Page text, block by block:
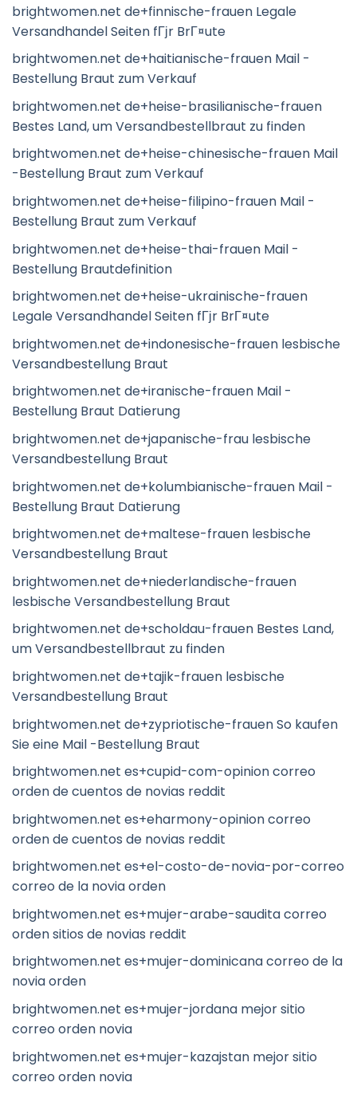
brightwomen.net de+finnische-frauen Legale
Versandhandel Seiten fГјr BrГ¤ute
brightwomen.net de+haitianische-frauen Mail -
Bestellung Braut zum Verkauf
brightwomen.net de+heise-brasilianische-frauen
Bestes Land, um Versandbestellbraut zu finden
brightwomen.net de+heise-chinesische-frauen Mail
-Bestellung Braut zum Verkauf
brightwomen.net de+heise-filipino-frauen Mail -
Bestellung Braut zum Verkauf
brightwomen.net de+heise-thai-frauen Mail -
Bestellung Brautdefinition
brightwomen.net de+heise-ukrainische-frauen
Legale Versandhandel Seiten fГјr BrГ¤ute
brightwomen.net de+indonesische-frauen lesbische
Versandbestellung Braut
brightwomen.net de+iranische-frauen Mail -
Bestellung Braut Datierung
brightwomen.net de+japanische-frau lesbische
Versandbestellung Braut
brightwomen.net de+kolumbianische-frauen Mail -
Bestellung Braut Datierung
brightwomen.net de+maltese-frauen lesbische
Versandbestellung Braut
brightwomen.net de+niederlandische-frauen
lesbische Versandbestellung Braut
brightwomen.net de+scholdau-frauen Bestes Land,
um Versandbestellbraut zu finden
brightwomen.net de+tajik-frauen lesbische
Versandbestellung Braut
brightwomen.net de+zypriotische-frauen So kaufen
Sie eine Mail -Bestellung Braut
brightwomen.net es+cupid-com-opinion correo
orden de cuentos de novias reddit
brightwomen.net es+eharmony-opinion correo
orden de cuentos de novias reddit
brightwomen.net es+el-costo-de-novia-por-correo
correo de la novia orden
brightwomen.net es+mujer-arabe-saudita correo
orden sitios de novias reddit
brightwomen.net es+mujer-dominicana correo de la
novia orden
brightwomen.net es+mujer-jordana mejor sitio
correo orden novia
brightwomen.net es+mujer-kazajstan mejor sitio
correo orden novia